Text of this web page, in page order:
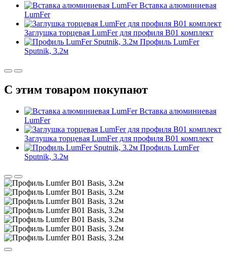
Вставка алюминиевая
LumFer
Заглушка торцевая LumFer для профиля B01 комплект
Профиль LumFer
Sputnik, 3.2м
С этим товаром покупают
Вставка алюминиевая
LumFer
Заглушка торцевая LumFer для профиля B01 комплект
Профиль LumFer
Sputnik, 3.2м